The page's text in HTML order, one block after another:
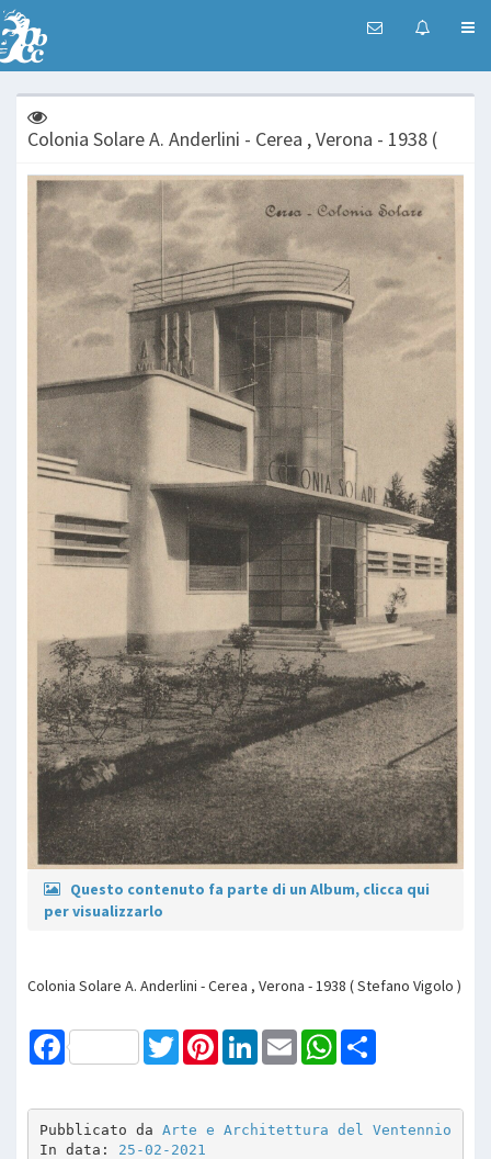
Colonia Solare A. Anderlini - Cerea , Verona - 1938 (
Questo contenuto fa parte di un Album, clicca qui
per visualizzarlo
Colonia Solare A. Anderlini - Cerea , Verona - 1938 ( Stefano Vigolo )
Facebook TwitterPinterestLinkedInEmail WhatsApp
Pubblicato da Arte e Architettura del Ventennio
In data: 25-02-2021